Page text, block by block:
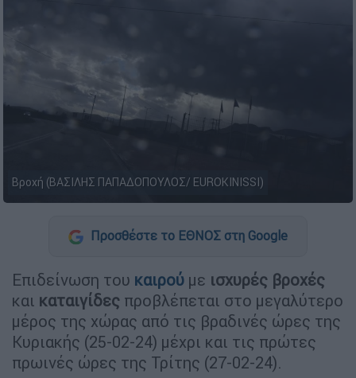
Βροχή (ΒΑΣΙΛΗΣ ΠΑΠΑΔΟΠΟΥΛΟΣ/ EUROKINISSI)
Προσθέστε το ΕΘΝΟΣ στη Google
Επιδείνωση του καιρού με ισχυρές βροχές
και καταιγίδες προβλέπεται στο μεγαλύτερο
μέρος της χώρας από τις βραδινές ώρες της
Κυριακής (25-02-24) μέχρι και τις πρώτες
πρωινές ώρες της Τρίτης (27-02-24).